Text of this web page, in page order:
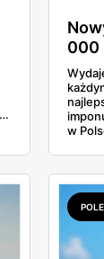
000
w
dla